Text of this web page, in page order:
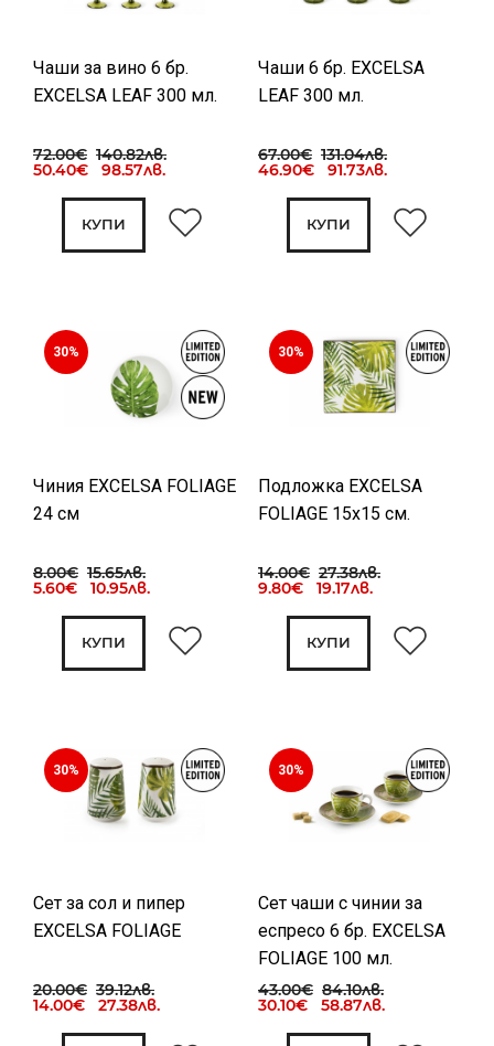
Чаши за вино 6 бр.
EXCELSA LEAF 300 мл.
72.00€ 140.82лв.
50.40€ 98.57лв.
КУПИ
Чаши 6 бр. EXCELSA
LEAF 300 мл.
67.00€ 131.04лв.
46.90€ 91.73лв.
КУПИ
30%
Чиния EXCELSA FOLIAGE
24 см
8.00€ 15.65лв.
5.60€ 10.95лв.
КУПИ
30%
Подложка EXCELSA
FOLIAGE 15х15 см.
14.00€ 27.38лв.
9.80€ 19.17лв.
КУПИ
30%
Сет за сол и пипер
EXCELSA FOLIAGE
20.00€ 39.12лв.
14.00€ 27.38лв.
30%
Сет чаши с чинии за
еспресо 6 бр. EXCELSA
FOLIAGE 100 мл.
43.00€ 84.10лв.
30.10€ 58.87лв.